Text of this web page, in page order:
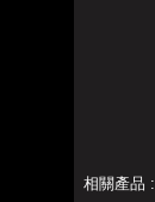
相關產品 :